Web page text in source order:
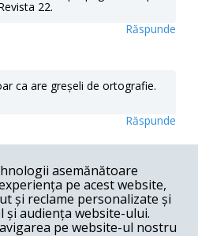
22.
Răspunde
ca are greșeli de ortografie.
Răspunde
Răspunde
asemănătoare
pe acest website,
și reclame personalizate și
și audiența website-ului.
pe website-ul nostru